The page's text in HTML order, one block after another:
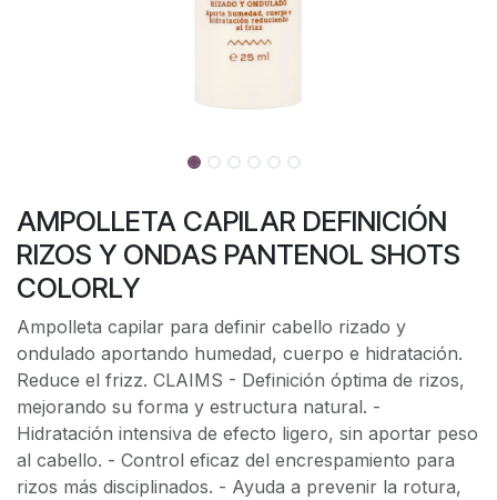
AMPOLLETA CAPILAR DEFINICIÓN
RIZOS Y ONDAS PANTENOL SHOTS
COLORLY
Ampolleta capilar para definir cabello rizado y
ondulado aportando humedad, cuerpo e hidratación.
Reduce el frizz. CLAIMS - Definición óptima de rizos,
mejorando su forma y estructura natural. -
Hidratación intensiva de efecto ligero, sin aportar peso
al cabello. - Control eficaz del encrespamiento para
rizos más disciplinados. - Ayuda a prevenir la rotura,